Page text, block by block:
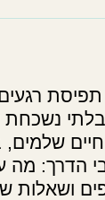
בלתי נשכחת
שלמים,
הדרך: מה
ושאלות